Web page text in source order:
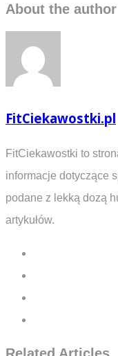
About the author
FitCiekawostki.pl
FitCiekawostki to
informacje dotyczące
podane z lekką dozą
artykułów.